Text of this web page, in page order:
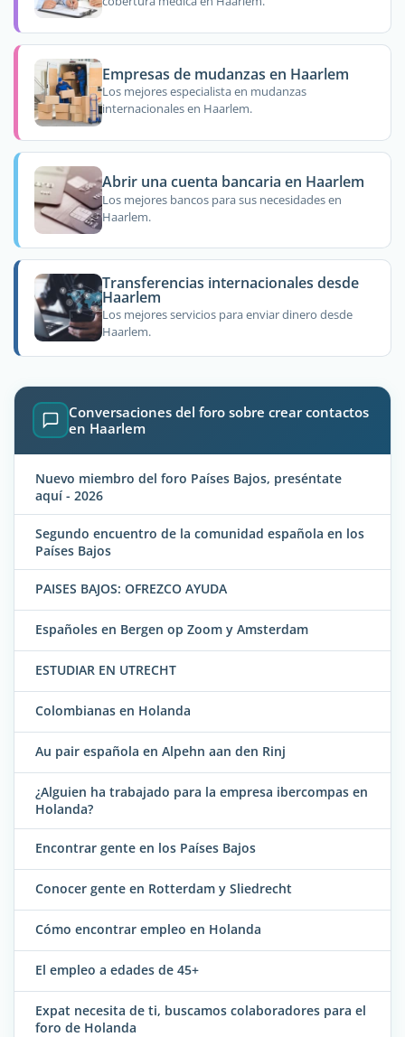
Empresas de mudanzas en Haarlem
Los mejores especialista en mudanzas
internacionales en Haarlem.
Abrir una cuenta bancaria en Haarlem
Los mejores bancos para sus necesidades en
Haarlem.
Transferencias internacionales desde
Haarlem
Los mejores servicios para enviar dinero desde
Haarlem.
Conversaciones del foro sobre crear contactos
en Haarlem
Nuevo miembro del foro Países Bajos, preséntate
aquí - 2026
Segundo encuentro de la comunidad española en los
Países Bajos
PAISES BAJOS: OFREZCO AYUDA
Españoles en Bergen op Zoom y Amsterdam
ESTUDIAR EN UTRECHT
Colombianas en Holanda
Au pair española en Alpehn aan den Rinj
¿Alguien ha trabajado para la empresa ibercompas en
Holanda?
Encontrar gente en los Países Bajos
Conocer gente en Rotterdam y Sliedrecht
Cómo encontrar empleo en Holanda
El empleo a edades de 45+
Expat necesita de ti, buscamos colaboradores para el
foro de Holanda